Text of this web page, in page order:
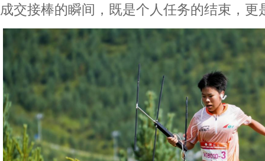
成交接棒的瞬间，既是个人任务的结束，更